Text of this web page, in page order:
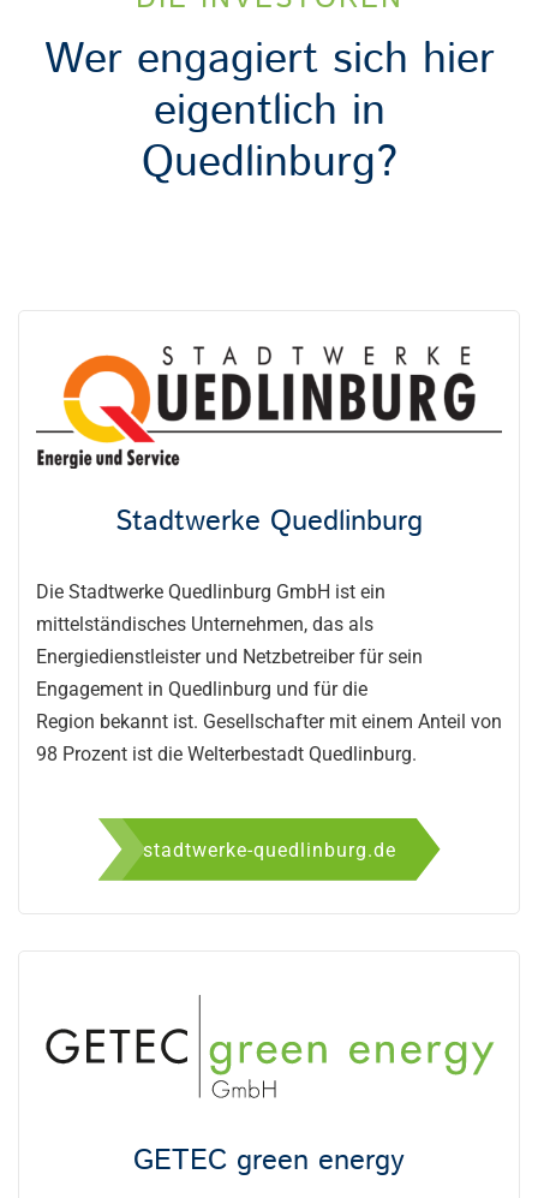
Wer engagiert sich hier
eigentlich in
Quedlinburg?
Stadtwerke Quedlinburg
Die Stadtwerke Quedlinburg GmbH ist ein
mittelständisches Unternehmen, das als
Energiedienstleister und Netzbetreiber für sein
Engagement in Quedlinburg und für die
Region bekannt ist. Gesellschafter mit einem Anteil von
98 Prozent ist die Welterbestadt Quedlinburg.
stadtwerke-quedlinburg.de
GETEC green energy